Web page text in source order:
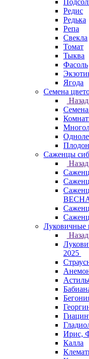
Редис
Редька
Репа
Свекла
Томат
Тыква
Фасоль
Ягода
Семена
Назад
Саженцы
Назад
Назад
2025
Ирис,
Калла